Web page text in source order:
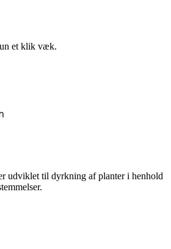
et klik væk.
udviklet til dyrkning af planter i henhold